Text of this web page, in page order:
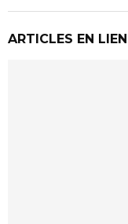
ARTICLES EN LIEN